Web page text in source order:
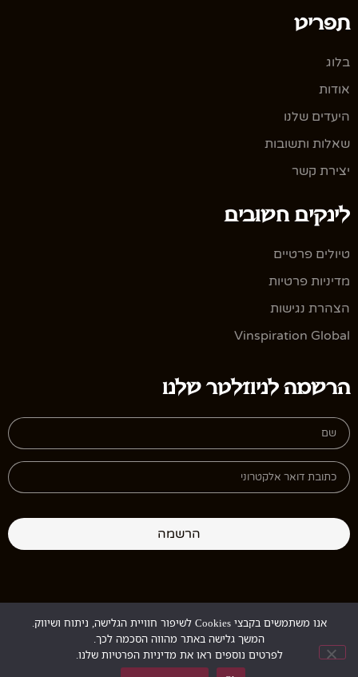
תפריט
בלוג
אודות
היעדים שלנו
שאלות ותשובות
יצירת קשר
לינקים חשובים
טיולים פרטיים
מדיניות פרטיות
הצהרת נגישות
Vinspiration Global
הרשמה לניוזלטר שלנו
הרשמה
Design: Development: MyMuse
Copyright © 2026. All rights reserved.
אנו משתמשים בקבצי Cookies לשיפור חוויית הגלישה, ניתוח ושיווק.
המשך גלישה באתר מהווה הסכמה לכך.
לפרטים נוספים ראו את מדיניות הפרטיות שלנו.